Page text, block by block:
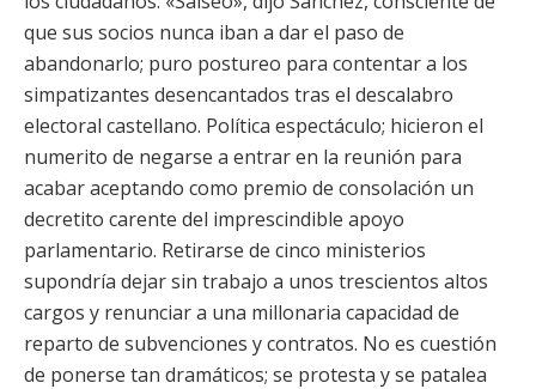
que sus socios nunca iban a dar el paso de
abandonarlo; puro postureo para contentar a los
simpatizantes desencantados tras el descalabro
electoral castellano. Política espectáculo; hicieron el
numerito de negarse a entrar en la reunión para
acabar aceptando como premio de consolación un
decretito carente del imprescindible apoyo
parlamentario. Retirarse de cinco ministerios
supondría dejar sin trabajo a unos trescientos altos
cargos y renunciar a una millonaria capacidad de
reparto de subvenciones y contratos. No es cuestión
de ponerse tan dramáticos; se protesta y se patalea